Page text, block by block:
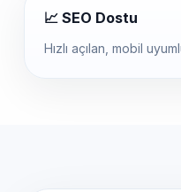
📈 SEO Dostu
Hızlı açılan, mobil